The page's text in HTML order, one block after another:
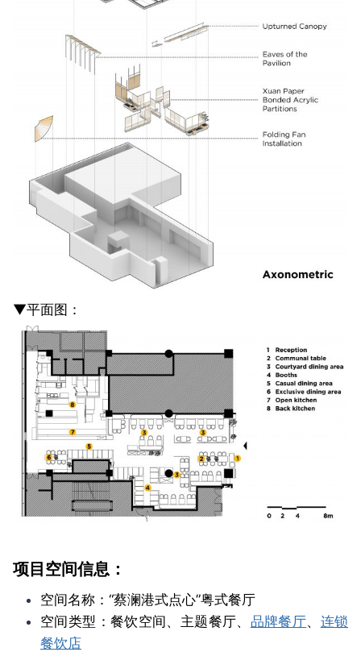
▼平面图：
项目空间信息：
空间名称：“蔡澜港式点心”粤式餐厅
空间类型：餐饮空间、主题餐厅、 品牌餐厅、 连锁
餐饮店